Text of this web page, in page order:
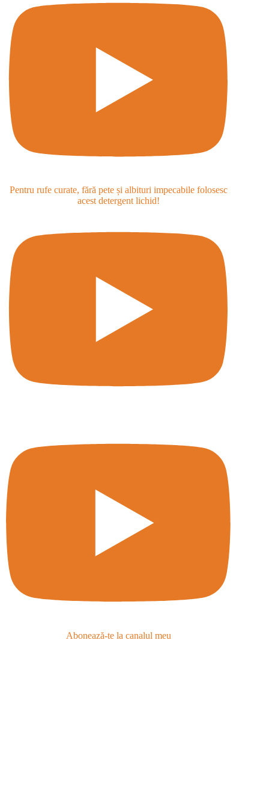
Pentru rufe curate, fără pete și albituri impecabile folosesc
acest detergent lichid!
Abonează-te la canalul meu